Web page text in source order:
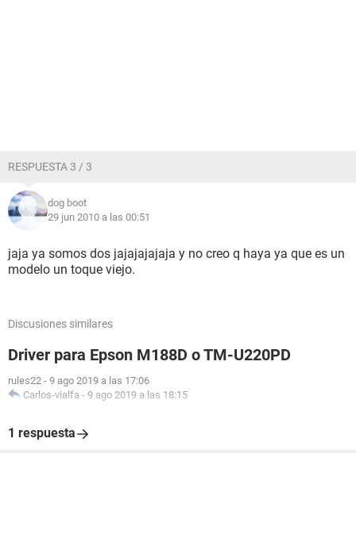
RESPUESTA 3 / 3
dog boot
29 jun 2010 a las 00:51
jaja ya somos dos jajajajajaja y no creo q haya ya que es un
modelo un toque viejo.
Discusiones similares
Driver para Epson M188D o TM-U220PD
rules22 - 9 ago 2019 a las 17:06
Carlos-vialfa - 9 ago 2019 a las 18:15
1 respuesta